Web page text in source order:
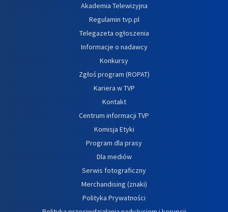
Akademia Telewizyjna
Regulamin tvp.pl
Telegazeta ogłoszenia
Informacje o nadawcy
Konkursy
Zgłoś program (ROPAT)
Kariera w TVP
Kontakt
Centrum informacji TVP
Komisja Etyki
Program dla prasy
Dla mediów
Serwis fotograficzny
Merchandising (znaki)
Polityka Prywatności